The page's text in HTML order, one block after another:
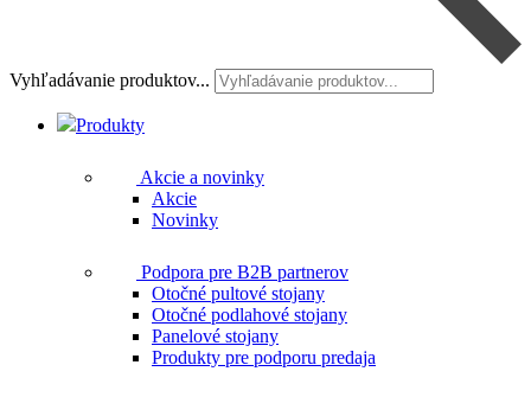
Vyhľadávanie produktov...
Produkty
Akcie a novinky
Akcie
Novinky
Podpora pre B2B partnerov
Otočné pultové stojany
Otočné podlahové stojany
Panelové stojany
Produkty pre podporu predaja